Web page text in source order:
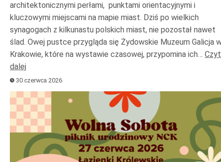
architektonicznymi perłami, punktami orientacyjnymi i
kluczowymi miejscami na mapie miast. Dziś po wielkich
synagogach z kilkunastu polskich miast, nie pozostał nawet
ślad. Owej pustce przygląda się Żydowskie Muzeum Galicja
Krakowie, które na wystawie czasowej, przypomina ich…
dalej
30 czerwca 2026
Odtwarzacz
plików
dźwiękowych